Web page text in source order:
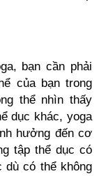
bạn cần phải
của bạn trong
thể nhìn thấy
dục khác, yoga
hưởng đến cơ
tập thể dục có
dù có thể không